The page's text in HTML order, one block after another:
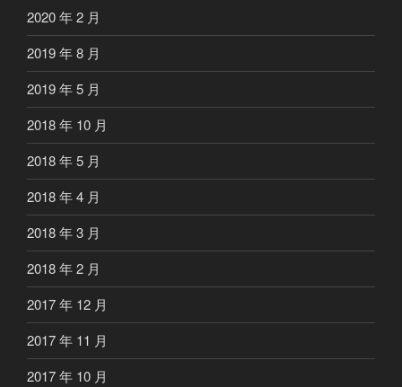
2020 年 2 月
2019 年 8 月
2019 年 5 月
2018 年 10 月
2018 年 5 月
2018 年 4 月
2018 年 3 月
2018 年 2 月
2017 年 12 月
2017 年 11 月
2017 年 10 月